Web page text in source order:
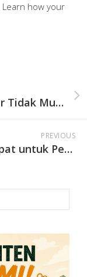
Learn how your
Ritme Jalan saat Pendakian agar Tidak Mudah Lelah
PREVIOUS
Kiat Pilih Tas Carrier yang Tepat untuk Pendakian